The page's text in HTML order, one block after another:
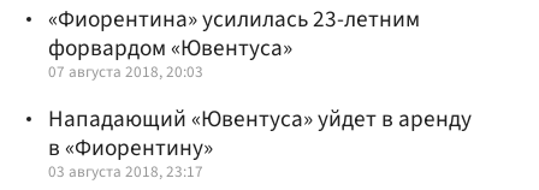
«Фиорентина» усилилась 23-летним
форвардом «Ювентуса»
07 августа 2018, 20:03
Нападающий «Ювентуса» уйдет в аренду
в «Фиорентину»
03 августа 2018, 23:17